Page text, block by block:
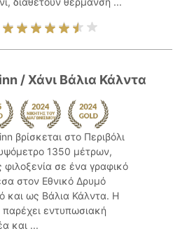
/ Χάνι Βάλια Κάλντα
βρίσκεται στο Περιβόλι
1350 μέτρων,
σε ένα γραφικό
στον Εθνικό Δρυμό
και ως Βάλια Κάλντα. Η
παρέχει εντυπωσιακή
και ...